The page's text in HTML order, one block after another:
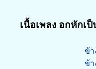
เนื้อเพลง อกหักเ
ข้า
ข้า